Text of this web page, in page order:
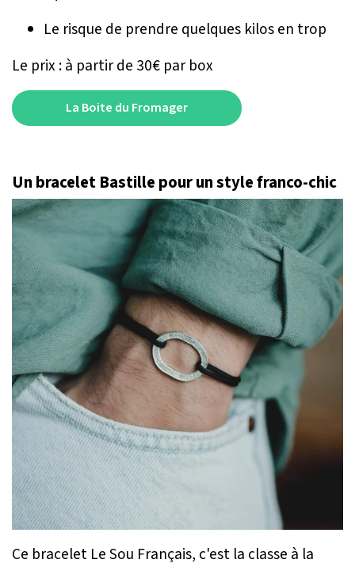
Le risque de prendre quelques kilos en trop
Le prix : à partir de 30€ par box
La Boite du Fromager
Un bracelet Bastille pour un style franco-chic
Ce bracelet Le Sou Français, c'est la classe à la